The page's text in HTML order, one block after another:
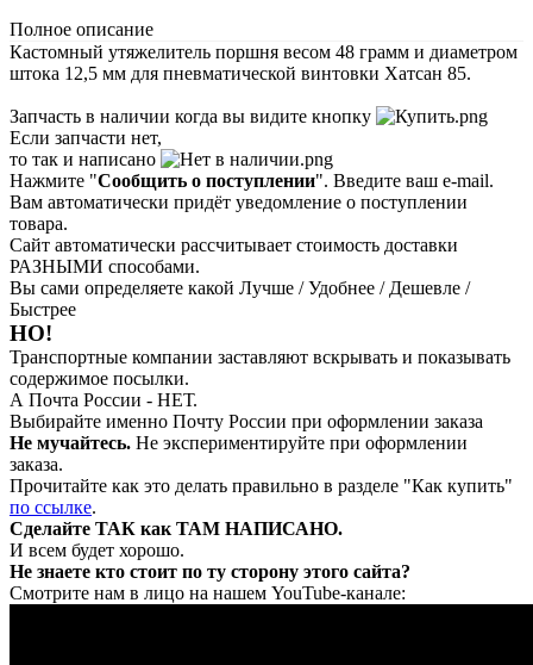
Полное описание
Кастомный утяжелитель поршня весом 48 грамм и диаметром
штока 12,5 мм для пневматической винтовки Хатсан 85.
Запчасть в наличии когда вы видите кнопку
Если запчасти нет,
то так и написано
Нажмите "Сообщить о поступлении". Введите ваш e-mail.
Вам автоматически придёт уведомление о поступлении
товара.
Сайт автоматически рассчитывает стоимость доставки
РАЗНЫМИ способами.
Вы сами определяете какой Лучше / Удобнее / Дешевле /
Быстрее
НО!
Транспортные компании заставляют вскрывать и показывать
содержимое посылки.
А Почта России - НЕТ.
Выбирайте именно Почту России при оформлении заказа
Не мучайтесь. Не экспериментируйте при оформлении
заказа.
Прочитайте как это делать правильно в разделе "Как купить"
по ссылке.
Сделайте ТАК как ТАМ НАПИСАНО.
И всем будет хорошо.
Не знаете кто стоит по ту сторону этого сайта?
Смотрите нам в лицо на нашем YouTube-канале: